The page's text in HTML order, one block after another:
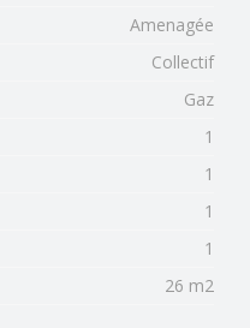
Amenagée
Collectif
Gaz
1
1
1
1
26 m2